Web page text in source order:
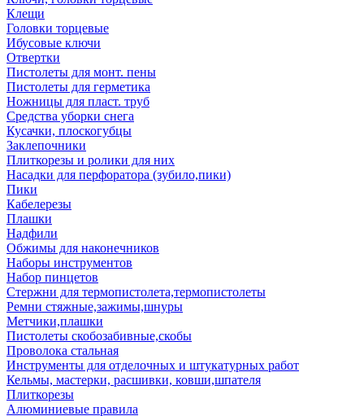
Клещи
Головки торцевые
Ибусовые ключи
Отвертки
Пистолеты для монт. пены
Пистолеты для герметика
Ножницы для пласт. труб
Средства уборки снега
Кусачки, плоскогубцы
Заклепочники
Плиткорезы и ролики для них
Насадки для перфоратора (зубило,пики)
Пики
Кабелерезы
Плашки
Надфили
Обжимы для наконечников
Наборы инструментов
Набор пинцетов
Стержни для термопистолета,термопистолеты
Ремни стяжные,зажимы,шнуры
Метчики,плашки
Пистолеты скобозабивные,скобы
Проволока стальная
Инструменты для отделочных и штукатурных работ
Кельмы, мастерки, расшивки, ковши,шпателя
Плиткорезы
Алюминиевые правила